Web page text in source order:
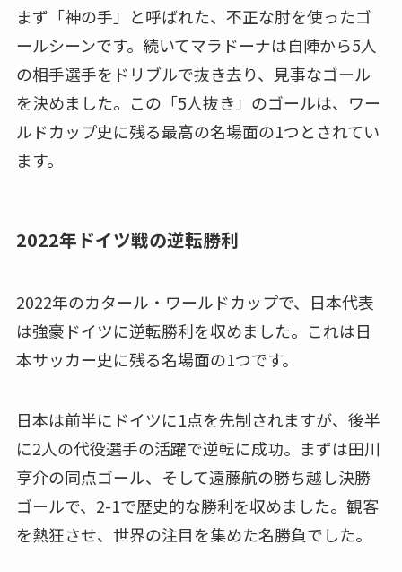
まず「神の手」と呼ばれた、不正な肘を使ったゴ
ールシーンです。続いてマラドーナは自陣から5人
の相手選手をドリブルで抜き去り、見事なゴール
を決めました。この「5人抜き」のゴールは、ワー
ルドカップ史に残る最高の名場面の1つとされてい
ます。
2022年ドイツ戦の逆転勝利
2022年のカタール・ワールドカップで、日本代表
は強豪ドイツに逆転勝利を収めました。これは日
本サッカー史に残る名場面の1つです。
日本は前半にドイツに1点を先制されますが、後半
に2人の代役選手の活躍で逆転に成功。まずは田川
亨介の同点ゴール、そして遠藤航の勝ち越し決勝
ゴールで、2-1で歴史的な勝利を収めました。観客
を熱狂させ、世界の注目を集めた名勝負でした。